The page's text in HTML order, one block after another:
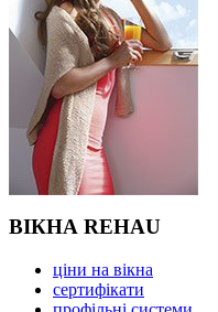
ВІКНА REHAU
ціни на вікна
сертифікати